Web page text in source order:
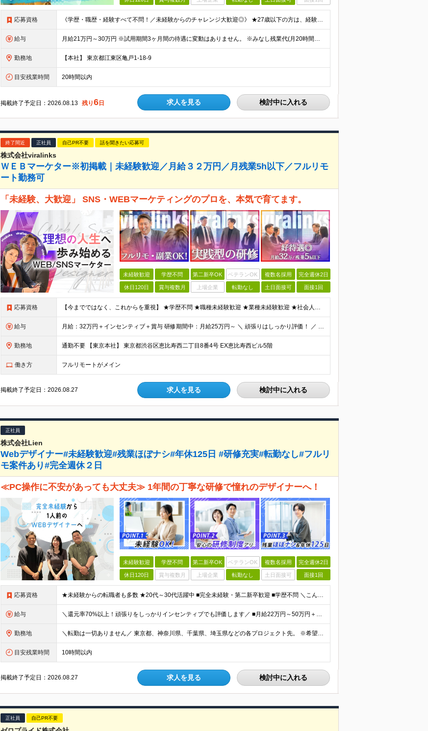
応募資格 《学歴・職歴・経験すべて不問！／未経験からのチャレンジ大歓迎◎》 ★27歳以下の方は、経験を問わずほぼ全員面談！ ★教育を前提とした「育成枠」募集です！ ▼こんな気持ち、ひとつでも当てはまる方はぜひ
給与 月給21万円～30万円 ※試用期間3ヶ月間の待遇に変動はありません。 ※みなし残業代(月20時間分29,725円～)を含む。（※超過分は追加支給）
勤務地 【本社】 東京都江東区亀戸1-18-9
目安残業時間 20時間以内
掲載終了予定日：2026.08.13 残り6 日 求人を見る 検討中に入れる
終了間近 正社員 自己PR不要 話を聞きたい応募可
株式会社viralinks
ＷＥＢマーケター※初掲載｜未経験歓迎／月給３２万円／月残業5h以下／フルリモ
ート勤務可
「未経験、大歓迎」 SNS・WEBマーケティングのプロを、本気で育てます。
未経験歓迎 学歴不問 第二新卒OK ベテランOK 複数名採用 完全週休2日
休日120日 賞与複数月 上場企業 転勤なし 土日面接可 面接1回
応募資格 【今までではなく、これからを重視】 ★学歴不問 ★職種未経験歓迎 ★業種未経験歓迎 ★社会人未経験歓迎 ★第二新卒歓迎 ★ブランクOK ★動画編集・デザイン制作の勉強を独学でしている方など ※基礎的
給与 月給：32万円＋インセンティブ＋賞与 研修期間中：月給25万円～ ＼ 頑張りはしっかり評価！ ／ 研修期間中でも、スキルの習得状況や成果に応じて月給27万円へ昇給が可能です。 【研修期間】 期
勤務地 通勤不要 【東京本社】 東京都渋谷区恵比寿西二丁目8番4号 EX恵比寿西ビル5階
働き方 フルリモートがメイン
掲載終了予定日：2026.08.27 求人を見る 検討中に入れる
正社員
株式会社Lien
Webデザイナー#未経験歓迎#残業ほぼナシ#年休125⽇ #研修充実#転勤なし#フルリ
モ案件あり#完全週休２日
≪PC操作に不安があっても大丈夫≫ 1年間の丁寧な研修で憧れのデザイナーへ！
未経験歓迎 学歴不問 第二新卒OK ベテランOK 複数名採用 完全週休2日
休日120日 賞与複数月 上場企業 転勤なし 土日面接可 面接1回
応募資格 ★未経験からの転職者も多数 ★20代～30代活躍中 ■完全未経験・第二新卒歓迎 ■学歴不問 ＼こんな方にぴったりです！／ □Web・デザイン業界に憧れがある □焦らず確実にスキルを身につけたい □自
給与 ＼還元率70%以上！頑張りをしっかりインセンティブでも評価します／ ■月給22万円～50万円＋賞与＋インセンティブ ※経験・能力等を考慮の上、優遇いたします。 ※別途、残業代は全額支給します。 ※試
勤務地 ＼転勤は一切ありません／ 東京都、神奈川県、千葉県、埼玉県などの各プロジェクト先。 ※希望を考慮の上、配属プロジェクトを決定します。 【本社】 東京都千代田区丸の内2-2-1 岸本ビルヂング6階
目安残業時間 10時間以内
掲載終了予定日：2026.08.27 求人を見る 検討中に入れる
正社員 自己PR不要